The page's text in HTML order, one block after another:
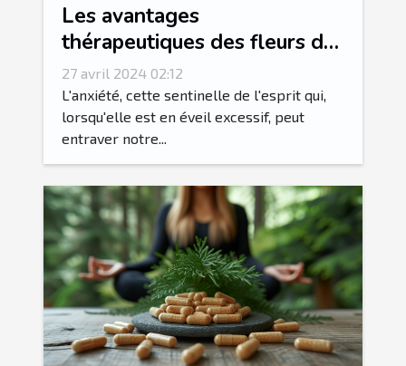
Les avantages
thérapeutiques des fleurs de
CBD sur la gestion de
l'anxiété
27 avril 2024 02:12
L'anxiété, cette sentinelle de l'esprit qui,
lorsqu'elle est en éveil excessif, peut
entraver notre...